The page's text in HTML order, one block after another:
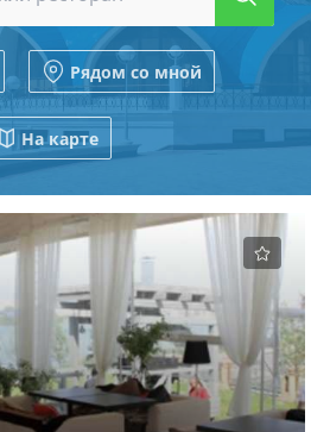
Рядом со мной
На карте